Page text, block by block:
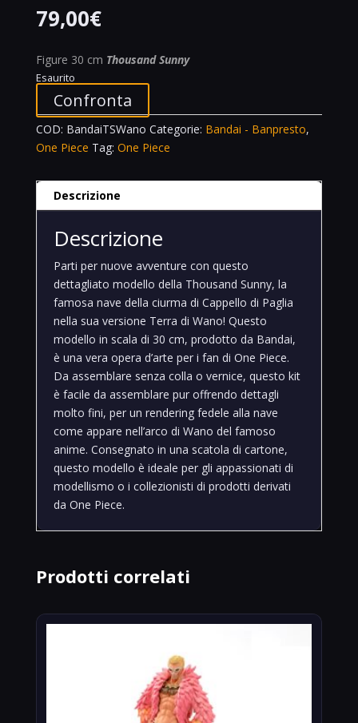
79,00€
Figure 30 cm Thousand Sunny
Esaurito
Confronta
COD: BandaiTSWano Categorie: Bandai - Banpresto,
One Piece Tag: One Piece
Descrizione
Descrizione
Parti per nuove avventure con questo
dettagliato modello della Thousand Sunny, la
famosa nave della ciurma di Cappello di Paglia
nella sua versione Terra di Wano! Questo
modello in scala di 30 cm, prodotto da Bandai,
è una vera opera d’arte per i fan di One Piece.
Da assemblare senza colla o vernice, questo kit
è facile da assemblare pur offrendo dettagli
molto fini, per un rendering fedele alla nave
come appare nell’arco di Wano del famoso
anime. Consegnato in una scatola di cartone,
questo modello è ideale per gli appassionati di
modellismo o i collezionisti di prodotti derivati ​​
da One Piece.
Prodotti correlati